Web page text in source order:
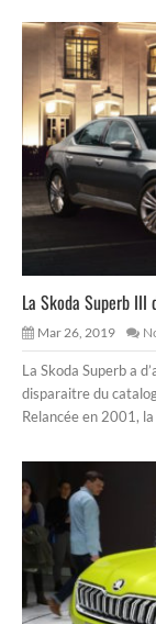
La Skoda Superb
Mar 26, 2019
La Skoda Superb a
disparaitre du
Relancée en 2001,